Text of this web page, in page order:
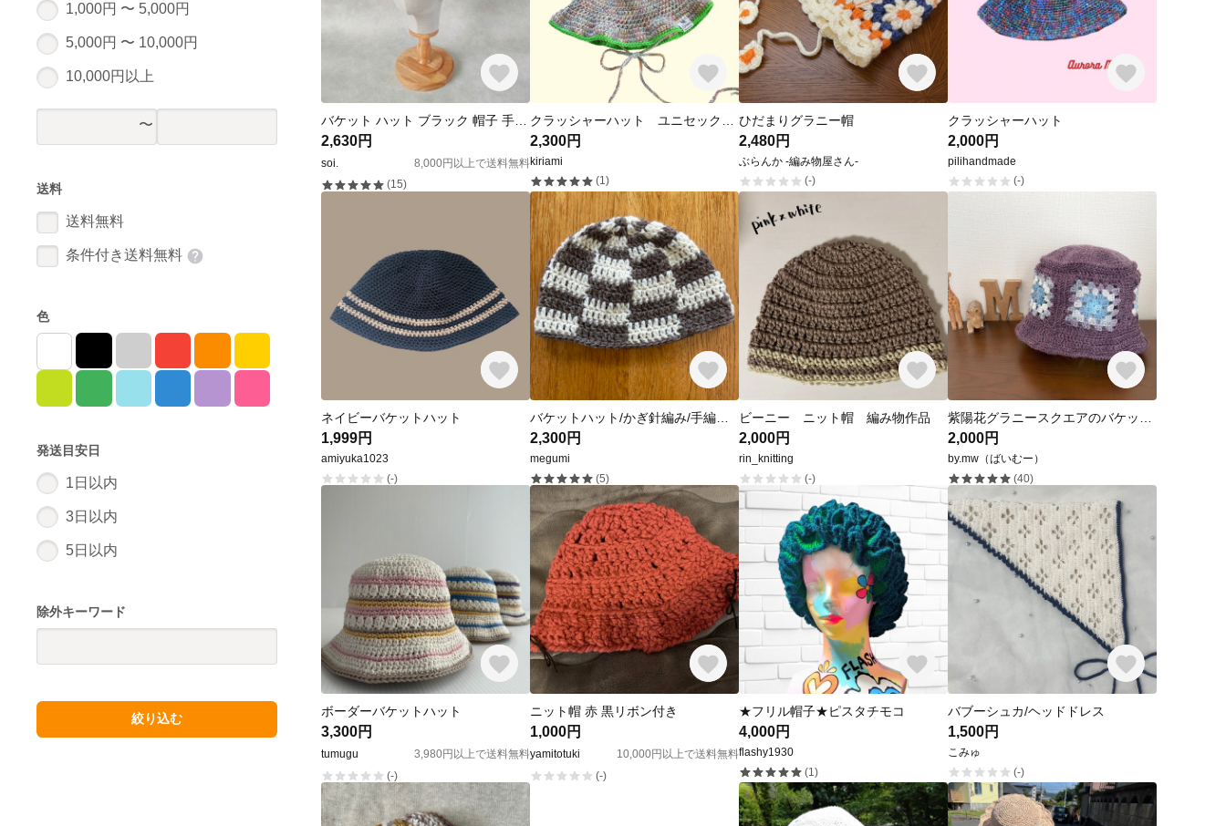
1,000円 〜 5,000円
5,000円 〜 10,000円
10,000円以上
送料
送料無料
条件付き送料無料
色
発送目安日
1日以内
3日以内
5日以内
除外キーワード
絞り込む
2,630円
soi.
8,000円以上で送料無料
(15)
2,300円
kiriami
(1)
ひだまりグラニー帽
2,480円
ぶらんか -編み物屋さん-
(-)
クラッシャーハット
2,000円
pilihandmade
(-)
ネイビーバケットハット
1,999円
amiyuka1023
(-)
2,300円
megumi
(5)
ビーニー ニット帽 編み物作品
2,000円
rin_knitting
(-)
2,000円
by.mw（ばいむー）
(40)
ボーダーバケットハット
3,300円
tumugu
3,980円以上で送料無料
(-)
ニット帽 赤 黒リボン付き
1,000円
yamitotuki
10,000円以上で送料無料
(-)
★フリル帽子★ピスタチモコ
4,000円
flashy1930
(1)
バブーシュカ/ヘッドドレス
1,500円
こみゅ
(-)